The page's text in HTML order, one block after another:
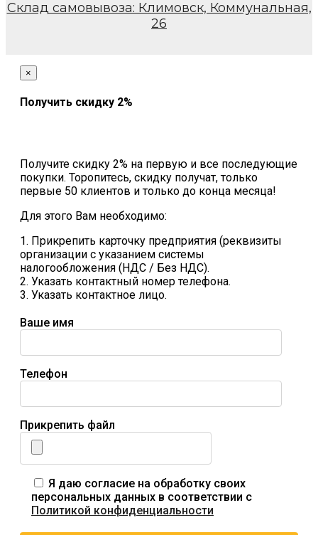
Склад самовывоза: Климовск, Коммунальная,
26
×
Получить скидку 2%
Получите скидку 2% на первую и все последующие
покупки. Торопитесь, скидку получат, только
первые 50 клиентов и только до конца месяца!
Для этого Вам необходимо:
1. Прикрепить карточку предприятия (реквизиты
организации с указанием системы
налогообложения (НДС / Без НДС).
2. Указать контактный номер телефона.
3. Указать контактное лицо.
Ваше имя
Телефон
Прикрепить файл
Я даю согласие на обработку своих
персональных данных в соответствии с
Политикой конфиденциальности